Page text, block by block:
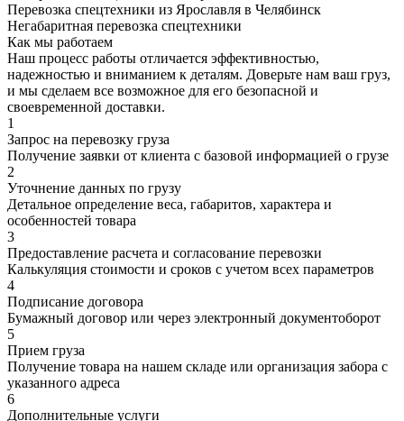
Перевозка спецтехники из Ярославля в Челябинск
Негабаритная перевозка спецтехники
Как мы работаем
Наш процесс работы отличается эффективностью,
надежностью и вниманием к деталям. Доверьте нам ваш груз,
и мы сделаем все возможное для его безопасной и
своевременной доставки.
1
Запрос на перевозку груза
Получение заявки от клиента с базовой информацией о грузе
2
Уточнение данных по грузу
Детальное определение веса, габаритов, характера и
особенностей товара
3
Предоставление расчета и согласование перевозки
Калькуляция стоимости и сроков с учетом всех параметров
4
Подписание договора
Бумажный договор или через электронный документоборот
5
Прием груза
Получение товара на нашем складе или организация забора с
указанного адреса
6
Дополнительные услуги